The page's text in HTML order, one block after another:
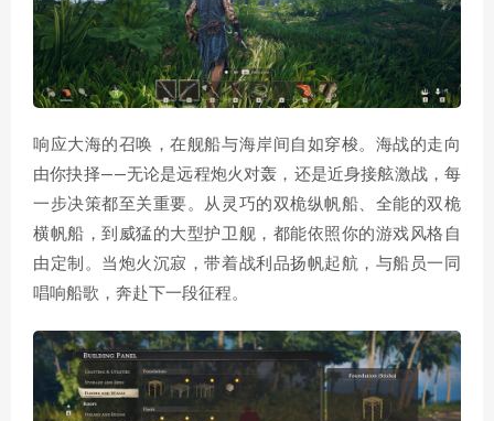
响应大海的召唤，在舰船与海岸间自如穿梭。海战的走向
由你抉择——无论是远程炮火对轰，还是近身接舷激战，每
一步决策都至关重要。从灵巧的双桅纵帆船、全能的双桅
横帆船，到威猛的大型护卫舰，都能依照你的游戏风格自
由定制。当炮火沉寂，带着战利品扬帆起航，与船员一同
唱响船歌，奔赴下一段征程。